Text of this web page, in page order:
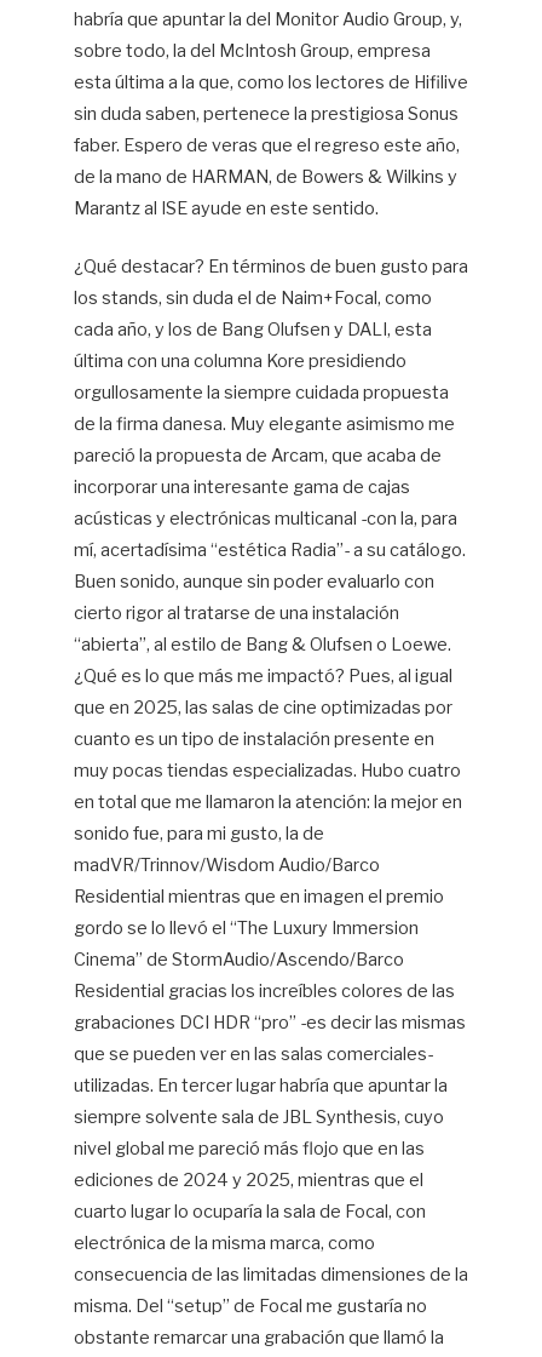
habría que apuntar la del Monitor Audio Group, y,
sobre todo, la del McIntosh Group, empresa
esta última a la que, como los lectores de Hifilive
sin duda saben, pertenece la prestigiosa Sonus
faber. Espero de veras que el regreso este año,
de la mano de HARMAN, de Bowers & Wilkins y
Marantz al ISE ayude en este sentido.
¿Qué destacar? En términos de buen gusto para
los stands, sin duda el de Naim+Focal, como
cada año, y los de Bang Olufsen y DALI, esta
última con una columna Kore presidiendo
orgullosamente la siempre cuidada propuesta
de la firma danesa. Muy elegante asimismo me
pareció la propuesta de Arcam, que acaba de
incorporar una interesante gama de cajas
acústicas y electrónicas multicanal -con la, para
mí, acertadísima “estética Radia”- a su catálogo.
Buen sonido, aunque sin poder evaluarlo con
cierto rigor al tratarse de una instalación
“abierta”, al estilo de Bang & Olufsen o Loewe.
¿Qué es lo que más me impactó? Pues, al igual
que en 2025, las salas de cine optimizadas por
cuanto es un tipo de instalación presente en
muy pocas tiendas especializadas. Hubo cuatro
en total que me llamaron la atención: la mejor en
sonido fue, para mi gusto, la de
madVR/Trinnov/Wisdom Audio/Barco
Residential mientras que en imagen el premio
gordo se lo llevó el “The Luxury Immersion
Cinema” de StormAudio/Ascendo/Barco
Residential gracias los increíbles colores de las
grabaciones DCI HDR “pro” -es decir las mismas
que se pueden ver en las salas comerciales-
utilizadas. En tercer lugar habría que apuntar la
siempre solvente sala de JBL Synthesis, cuyo
nivel global me pareció más flojo que en las
ediciones de 2024 y 2025, mientras que el
cuarto lugar lo ocuparía la sala de Focal, con
electrónica de la misma marca, como
consecuencia de las limitadas dimensiones de la
misma. Del “setup” de Focal me gustaría no
obstante remarcar una grabación que llamó la